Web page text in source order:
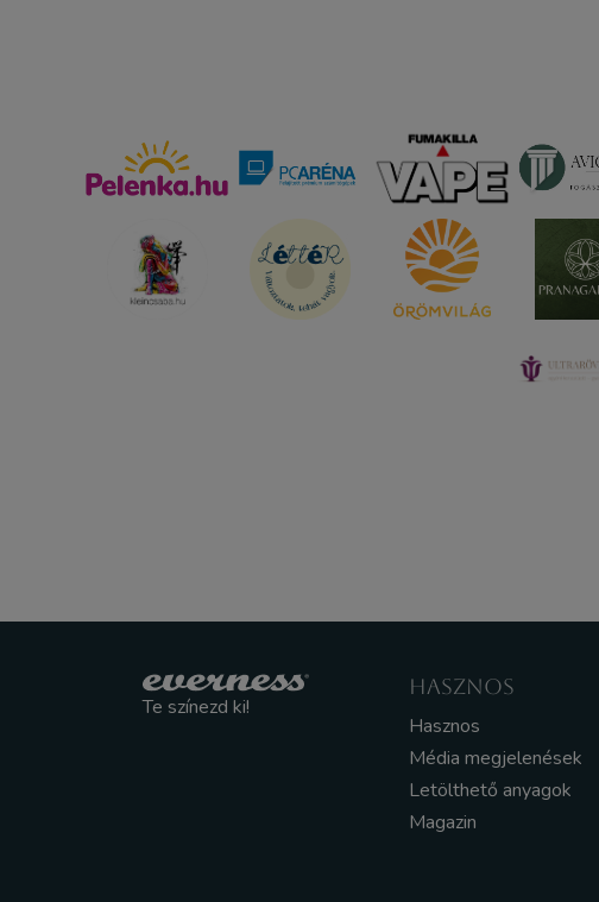
Te színezd ki!
HASZNOS
Hasznos
Média megjelenések
Letölthető anyagok
Magazin